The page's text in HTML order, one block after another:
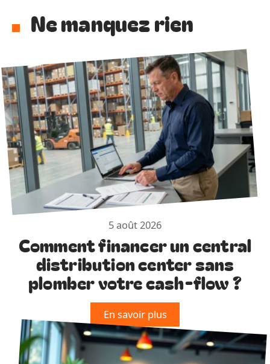
Ne manquez rien
5 août 2026
Comment financer un central
distribution center sans
plomber votre cash-flow ?
En savoir plus